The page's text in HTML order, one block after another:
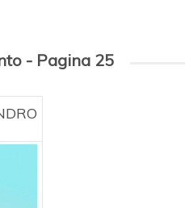
- Pagina 25